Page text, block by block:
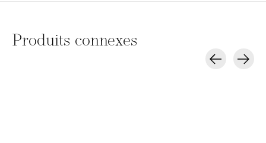
Produits connexes